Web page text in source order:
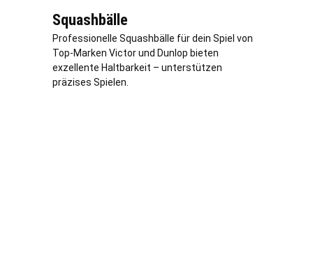
Squashbälle
Professionelle Squashbälle für dein Spiel von
Top-Marken Victor und Dunlop bieten
exzellente Haltbarkeit – unterstützen
präzises Spielen.